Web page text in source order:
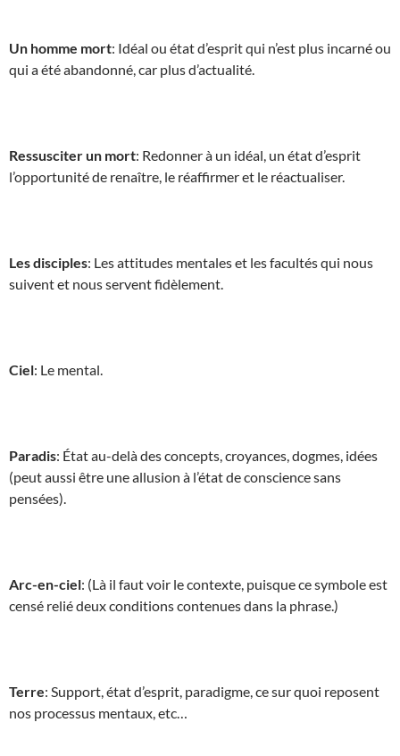
Un homme mort: Idéal ou état d’esprit qui n’est plus incarné ou
qui a été abandonné, car plus d’actualité.
Ressusciter un mort: Redonner à un idéal, un état d’esprit
l’opportunité de renaître, le réaffirmer et le réactualiser.
Les disciples: Les attitudes mentales et les facultés qui nous
suivent et nous servent fidèlement.
Ciel: Le mental.
Paradis: État au-delà des concepts, croyances, dogmes, idées
(peut aussi être une allusion à l’état de conscience sans
pensées).
Arc-en-ciel: (Là il faut voir le contexte, puisque ce symbole est
censé relié deux conditions contenues dans la phrase.)
Terre: Support, état d’esprit, paradigme, ce sur quoi reposent
nos processus mentaux, etc…